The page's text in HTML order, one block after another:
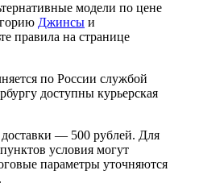
модели по цене
Джинсы и
правила на странице
по России службой
доступны курьерская
доставки — 500 рублей. Для
условия могут
параметры уточняются